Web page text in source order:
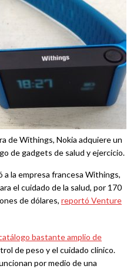
de Withings, Nokia adquiere un
de gadgets de salud y ejercicio.
la empresa francesa Withings,
el cuidado de la salud, por 170
de dólares, reportó Venture
bastante amplio de
de peso y el cuidado clínico.
por medio de una